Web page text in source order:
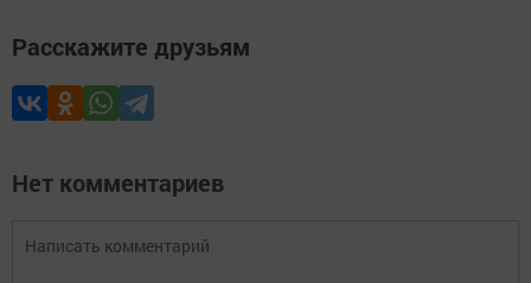
Расскажите друзьям
Нет комментариев